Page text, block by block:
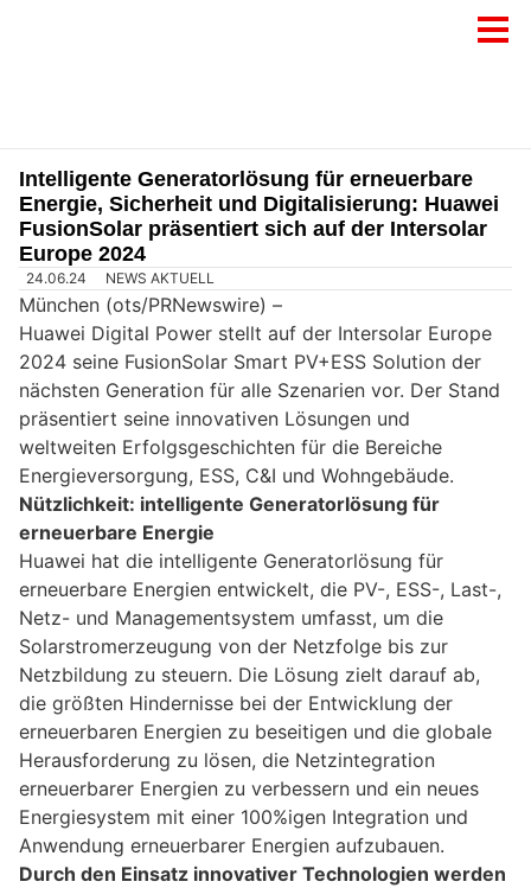
Intelligente Generatorlösung für erneuerbare
Energie, Sicherheit und Digitalisierung: Huawei
FusionSolar präsentiert sich auf der Intersolar
Europe 2024
24.06.24 NEWS AKTUELL
München (ots/PRNewswire) –
Huawei Digital Power stellt auf der Intersolar Europe
2024 seine FusionSolar Smart PV+ESS Solution der
nächsten Generation für alle Szenarien vor. Der Stand
präsentiert seine innovativen Lösungen und
weltweiten Erfolgsgeschichten für die Bereiche
Energieversorgung, ESS, C&I und Wohngebäude.
Nützlichkeit: intelligente Generatorlösung für
erneuerbare Energie
Huawei hat die intelligente Generatorlösung für
erneuerbare Energien entwickelt, die PV-, ESS-, Last-,
Netz- und Managementsystem umfasst, um die
Solarstromerzeugung von der Netzfolge bis zur
Netzbildung zu steuern. Die Lösung zielt darauf ab,
die größten Hindernisse bei der Entwicklung der
erneuerbaren Energien zu beseitigen und die globale
Herausforderung zu lösen, die Netzintegration
erneuerbarer Energien zu verbessern und ein neues
Energiesystem mit einer 100%igen Integration und
Anwendung erneuerbarer Energien aufzubauen.
Durch den Einsatz innovativer Technologien werden